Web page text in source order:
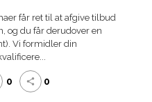
får ret til at afgive tilbud
og du får derudover en
Vi formidler din
0 share 0